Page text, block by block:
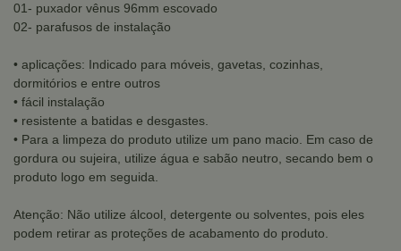
01- puxador vênus 96mm escovado
02- parafusos de instalação
• aplicações: Indicado para móveis, gavetas, cozinhas,
dormitórios e entre outros
• fácil instalação
• resistente a batidas e desgastes.
• Para a limpeza do produto utilize um pano macio. Em caso de
gordura ou sujeira, utilize água e sabão neutro, secando bem o
produto logo em seguida.
Atenção: Não utilize álcool, detergente ou solventes, pois eles
podem retirar as proteções de acabamento do produto.